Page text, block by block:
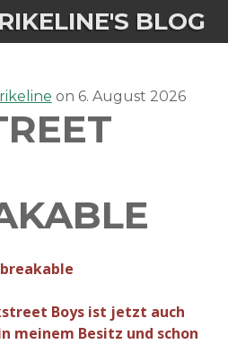
BLOG
über alles, was
bewegt.
(ROMAN)
on 6. August 2026
Boys ist jetzt auch
meinem Besitz und schon